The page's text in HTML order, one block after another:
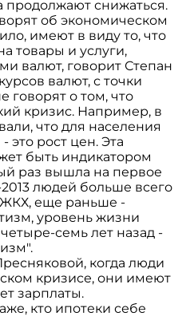
продолжают снижаться.
об экономическом
имеют в виду то, что
товары и услуги,
валют, говорит Степан
валют, с точки
говорят о том, что
кризис. Например, в
что для населения
рост цен. Эта
быть индикатором
раз вышла на первое
2013 людей больше всего
еще раньше -
уровень жизни
семь лет назад -
когда люди
кризисе, они имеют
зарплаты.
кто ипотеки себе